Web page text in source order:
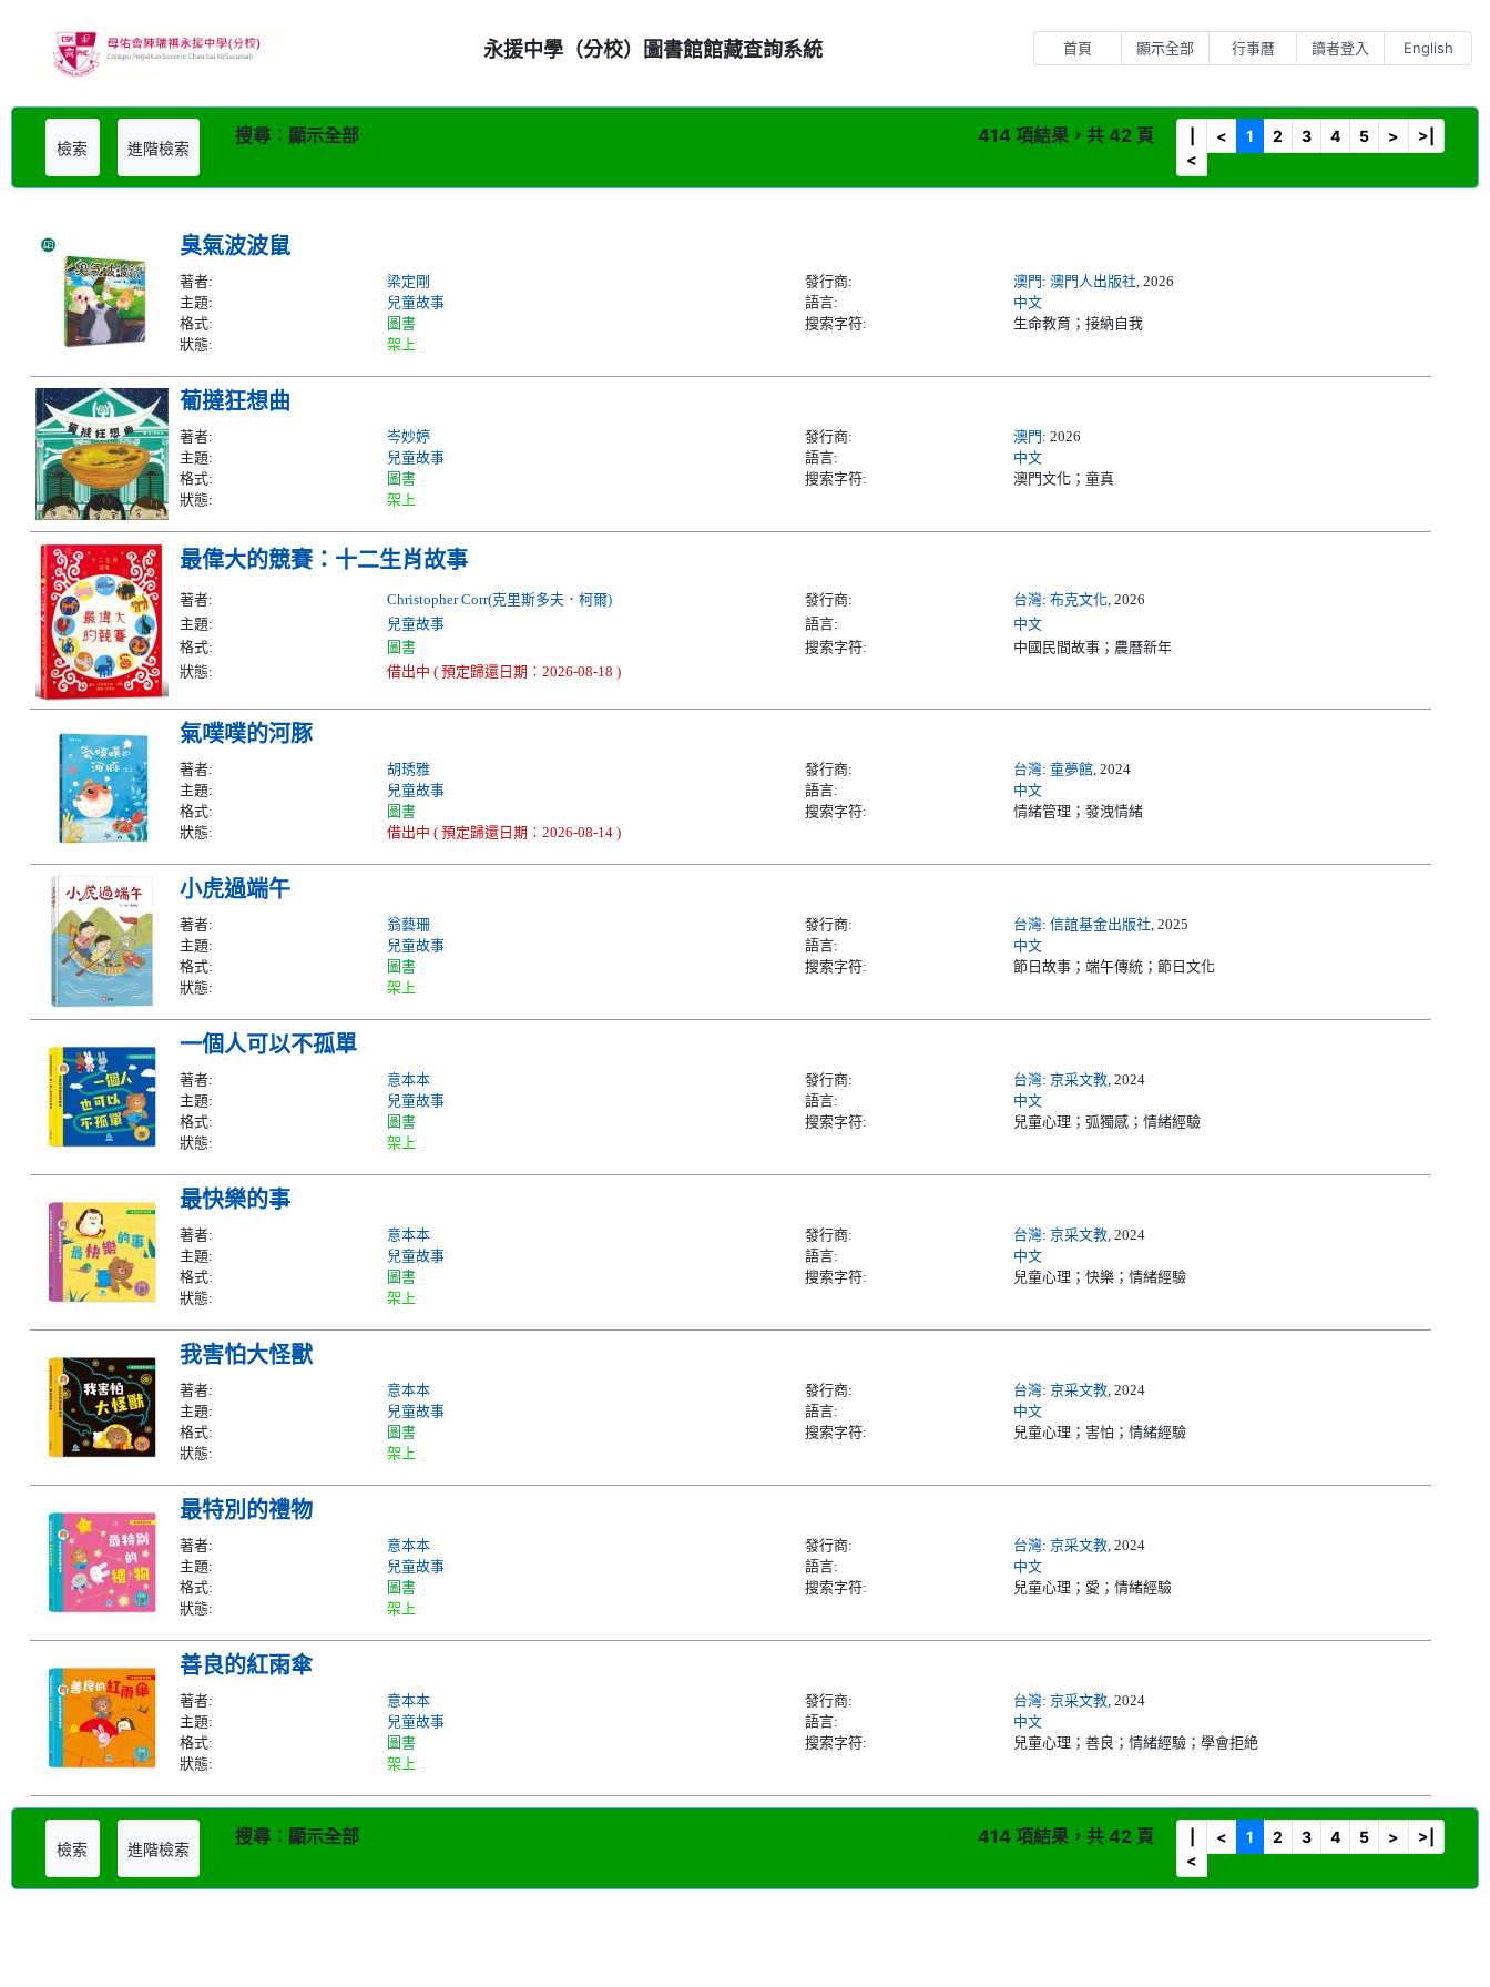
永援中學（分校）圖書館館藏查詢系統 首頁 顯示全部 行事曆 讀者登入 English
檢索 進階檢索
搜尋︰顯示全部 414 項結果，共 42 頁
<
< 1 2 3 4 5 > >|
臭氣波波鼠
著者: 梁定剛 發行商: 澳門 : 澳門人出版社, 2026
主題:
兒童故事 語言:
中文
格式:
圖書 搜索字符:
生命教育；接納自我
狀態:
架上
葡撻狂想曲
著者: 岑妙婷 發行商: 澳門 : 2026
主題:
兒童故事 語言:
中文
格式:
圖書 搜索字符:
澳門文化；童真
狀態:
架上
最偉大的競賽：十二生肖故事
著者: Christopher Corr(克里斯多夫．柯爾) 發行商: 台灣: 布克文化, 2026
主題:
兒童故事 語言:
中文
格式:
圖書 搜索字符:
中國民間故事；農曆新年
狀態:
借出中 ( 預定歸還日期︰2026-08-18 )
氣噗噗的河豚
著者: 胡琇雅 發行商: 台灣: 童夢館, 2024
主題:
兒童故事 語言:
中文
格式:
圖書 搜索字符:
情緒管理；發洩情緒
狀態:
借出中 ( 預定歸還日期︰2026-08-14 )
小虎過端午
著者: 翁藝珊 發行商: 台灣: 信誼基金出版社, 2025
主題:
兒童故事 語言:
中文
格式:
圖書 搜索字符:
節日故事；端午傳統；節日文化
狀態:
架上
一個人可以不孤單
著者: 意本本 發行商: 台灣: 京采文教, 2024
主題:
兒童故事 語言:
中文
格式:
圖書 搜索字符:
兒童心理；弧獨感；情緒經驗
狀態:
架上
最快樂的事
著者: 意本本 發行商: 台灣: 京采文教, 2024
主題:
兒童故事 語言:
中文
格式:
圖書 搜索字符:
兒童心理；快樂；情緒經驗
狀態:
架上
我害怕大怪獸
著者: 意本本 發行商: 台灣: 京采文教, 2024
主題:
兒童故事 語言:
中文
格式:
圖書 搜索字符:
兒童心理；害怕；情緒經驗
狀態:
架上
最特別的禮物
著者: 意本本 發行商: 台灣: 京采文教, 2024
主題:
兒童故事 語言:
中文
格式:
圖書 搜索字符:
兒童心理；愛；情緒經驗
狀態:
架上
善良的紅雨傘
著者: 意本本 發行商: 台灣: 京采文教, 2024
主題:
兒童故事 語言:
中文
格式:
圖書 搜索字符:
兒童心理；善良；情緒經驗；學會拒絶
狀態:
架上
檢索 進階檢索
搜尋︰顯示全部 414 項結果，共 42 頁
<
< 1 2 3 4 5 > >|